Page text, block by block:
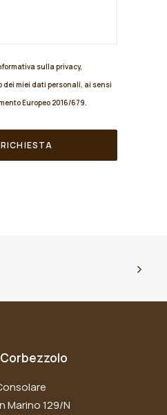
sulla privacy,
miei dati personali, ai sensi
Europeo 2016/679.
Corbezzolo
Marino 129/N